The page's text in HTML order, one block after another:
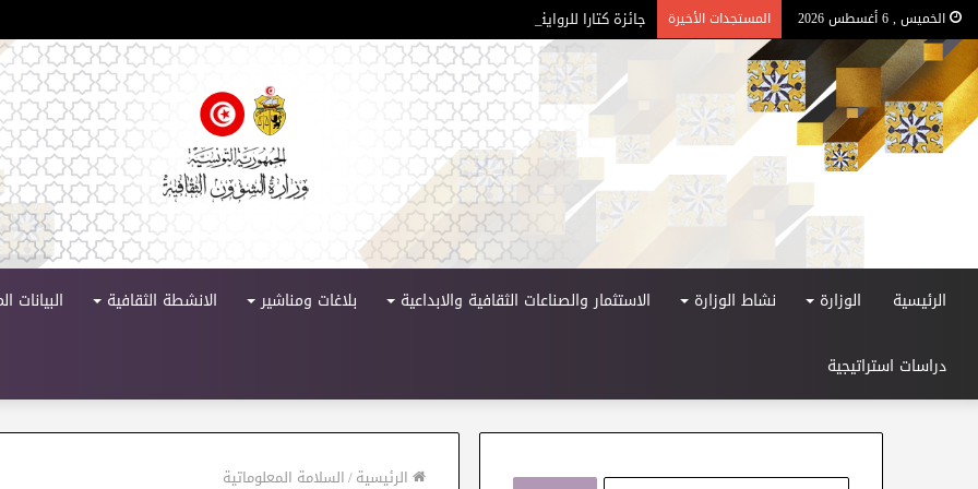
الخميس , 6 أغسطس 2026 المستجدات الأخيرة جائزة كتارا للرواية العربية – الدورة 11
الرئيسية الوزارة نشاط الوزارة الاستثمار والصناعات الثقافية والابداعية بلاغات ومناشير الانشطة الثقافية البيانات
دراسات استراتيجية
الرئيسية/السلامة المعلوماتية